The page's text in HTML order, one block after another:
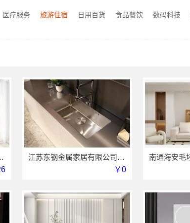
医疗服务 旅游住宿 日用百货 食品餐饮 数码科技
型建筑材料有限公
江苏东钢金属家居有限公司大平层极简踢脚线评测
￥0